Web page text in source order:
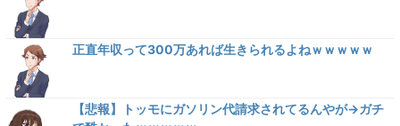
正直年収って300万あれば生きられるよねｗｗｗｗｗ
【悲報】トッモにガソリン代請求されてるんやが→ガチ